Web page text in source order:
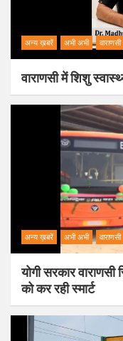
अन्य ख़बरें अभी अभी वाराणसी
वाराणसी में शिशु
अन्य ख़बरें अभी अभी वाराणसी
योगी सरकार वाराणसी
को कर रही स्मार्ट